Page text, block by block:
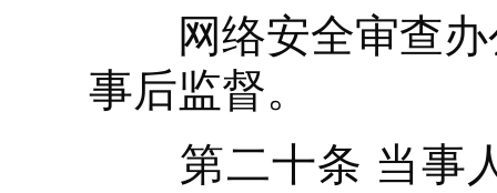
网络安全审查办
事后监督。
第二十条 当事人